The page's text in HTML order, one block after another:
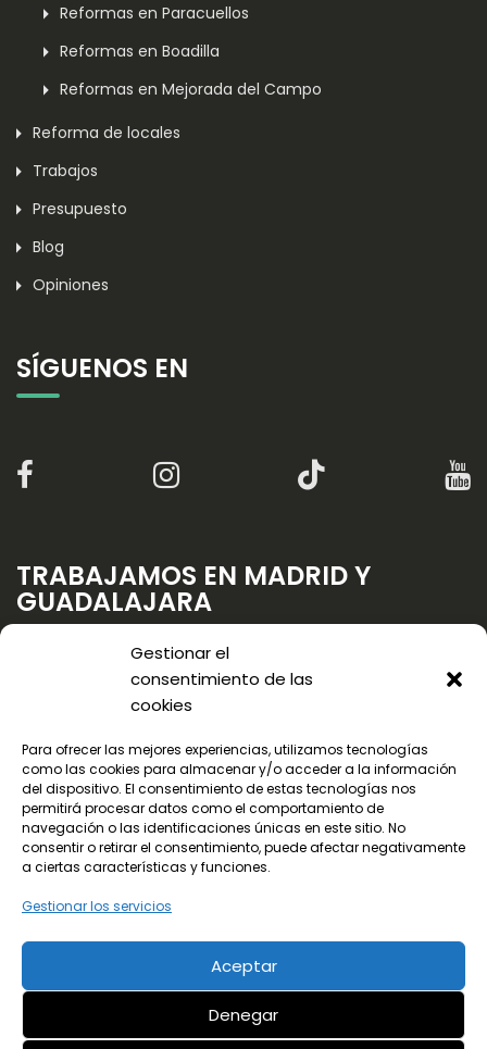
Gestionar el
consentimiento de las
cookies
Para ofrecer las mejores experiencias, utilizamos tecnologías
como las cookies para almacenar y/o acceder a la información
del dispositivo. El consentimiento de estas tecnologías nos
permitirá procesar datos como el comportamiento de
navegación o las identificaciones únicas en este sitio. No
consentir o retirar el consentimiento, puede afectar negativamente
a ciertas características y funciones.
Gestionar los servicios
Aceptar
Denegar
Reformas en Paracuellos
Reformas en Boadilla
Reformas en Mejorada del Campo
Reforma de locales
Trabajos
Presupuesto
Blog
Opiniones
SÍGUENOS EN
TRABAJAMOS EN MADRID Y
GUADALAJARA
© 2024 Todos los derechos reservados
Aviso legal Política de privacidad